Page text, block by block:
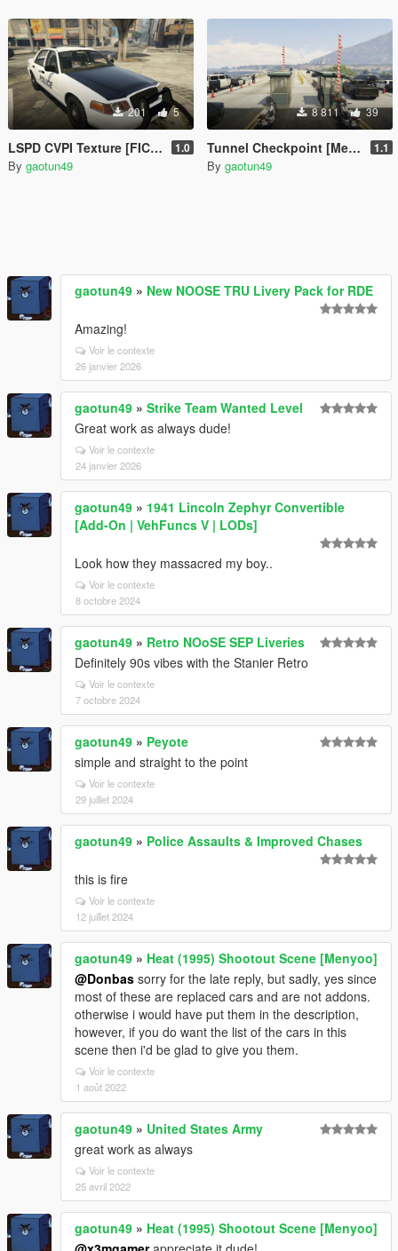
201 5
LSPD CVPI Texture [FICTIONAL] 1.0
By gaotun49
8 811 39
Tunnel Checkpoint [Menyoo] 1.1
By gaotun49
gaotun49 » New NOOSE TRU Livery Pack for RDE
Amazing!
Voir le contexte
26 janvier 2026
gaotun49 » Strike Team Wanted Level
Great work as always dude!
Voir le contexte
24 janvier 2026
gaotun49 » 1941 Lincoln Zephyr Convertible
[Add-On | VehFuncs V | LODs]
Look how they massacred my boy..
Voir le contexte
8 octobre 2024
gaotun49 » Retro NOoSE SEP Liveries
Definitely 90s vibes with the Stanier Retro
Voir le contexte
7 octobre 2024
gaotun49 » Peyote
simple and straight to the point
Voir le contexte
29 juillet 2024
gaotun49 » Police Assaults & Improved Chases
this is fire
Voir le contexte
12 juillet 2024
gaotun49 » Heat (1995) Shootout Scene [Menyoo]
@Donbas sorry for the late reply, but sadly, yes since
most of these are replaced cars and are not addons.
otherwise i would have put them in the description,
however, if you do want the list of the cars in this
scene then i'd be glad to give you them.
Voir le contexte
1 août 2022
gaotun49 » United States Army
great work as always
Voir le contexte
25 avril 2022
gaotun49 » Heat (1995) Shootout Scene [Menyoo]